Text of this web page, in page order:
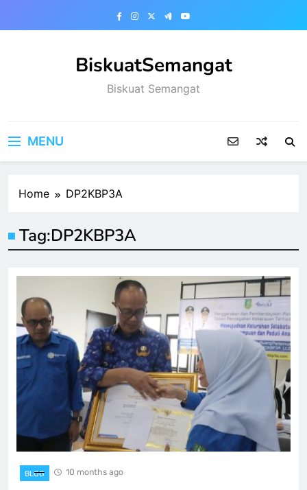
BiskuatSemangat
Biskuat Semangat
MENU
Home DP2KBP3A
Tag:DP2KBP3A
BLOG 10 months ago